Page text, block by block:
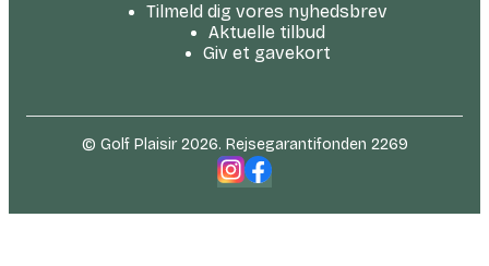
Tilmeld dig vores nyhedsbrev
Aktuelle tilbud
Giv et gavekort
© Golf Plaisir 2026. Rejsegarantifonden 2269